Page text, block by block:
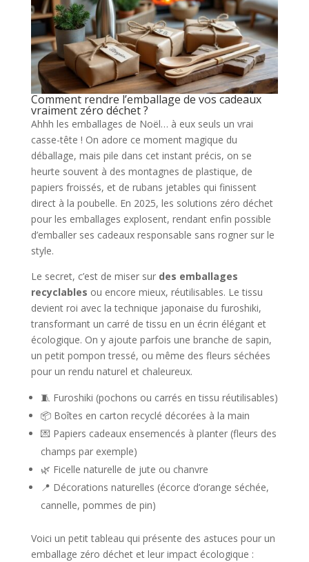
Comment rendre l’emballage de vos cadeaux
vraiment zéro déchet ?
Ahhh les emballages de Noël… à eux seuls un vrai
casse-tête ! On adore ce moment magique du
déballage, mais pile dans cet instant précis, on se
heurte souvent à des montagnes de plastique, de
papiers froissés, et de rubans jetables qui finissent
direct à la poubelle. En 2025, les solutions zéro déchet
pour les emballages explosent, rendant enfin possible
d’emballer ses cadeaux responsable sans rogner sur le
style.
Le secret, c’est de miser sur des emballages
recyclables ou encore mieux, réutilisables. Le tissu
devient roi avec la technique japonaise du furoshiki,
transformant un carré de tissu en un écrin élégant et
écologique. On y ajoute parfois une branche de sapin,
un petit pompon tressé, ou même des fleurs séchées
pour un rendu naturel et chaleureux.
🧵 Furoshiki (pochons ou carrés en tissu réutilisables)
📦 Boîtes en carton recyclé décorées à la main
💌 Papiers cadeaux ensemencés à planter (fleurs des
champs par exemple)
🌿 Ficelle naturelle de jute ou chanvre
📍 Décorations naturelles (écorce d’orange séchée,
cannelle, pommes de pin)
Voici un petit tableau qui présente des astuces pour un
emballage zéro déchet et leur impact écologique :